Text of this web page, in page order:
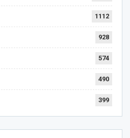
1112
928
574
490
399